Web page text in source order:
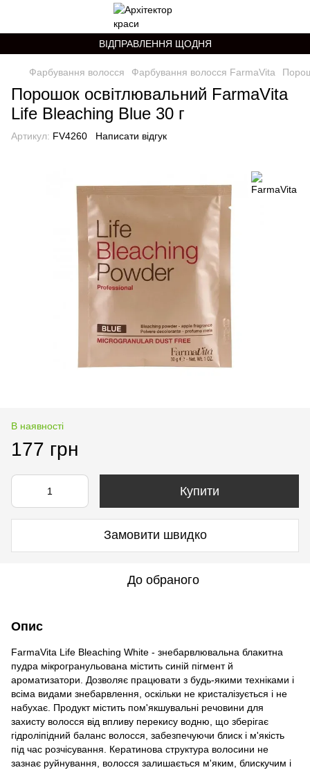
ВІДПРАВЛЕННЯ ЩОДНЯ
Фарбування волосся Фарбування волосся FarmaVita
Порошок освітлювальний FarmaVita
Life Bleaching Blue 30 г
Артикул: FV4260 Написати відгук
В наявності
177 грн
Купити
Замовити швидко
До обраного
Опис
FarmaVita Life Bleaching White - знебарвлювальна блакитна
пудра мікрогранульована містить синій пігмент й
ароматизатори. Дозволяє працювати з будь-якими техніками і
всіма видами знебарвлення, оскільки не кристалізується і не
набухає. Продукт містить пом'якшувальні речовини для
захисту волосся від впливу перекису водню, що зберігає
гідроліпідний баланс волосся, забезпечуючи блиск і м'якість
під час розчісування. Кератинова структура волосини не
зазнає руйнування, волосся залишається м'яким, блискучим і